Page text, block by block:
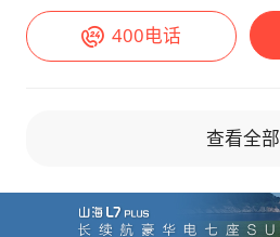
400电话
查看全部